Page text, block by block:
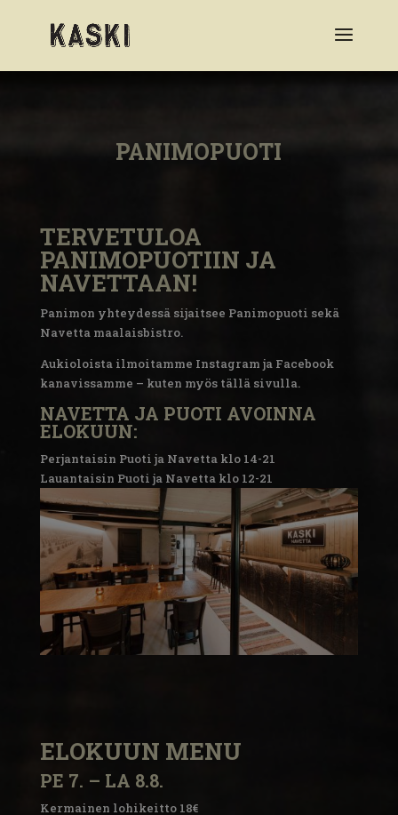
PANIMOPUOTI
TERVETULOA
PANIMOPUOTIIN JA
NAVETTAAN!
Panimon yhteydessä sijaitsee Panimopuoti sekä
Navetta maalaisbistro.
Aukioloista ilmoitamme Instagram ja Facebook
kanavissamme – kuten myös tällä sivulla.
NAVETTA JA PUOTI AVOINNA
ELOKUUN:
Perjantaisin Puoti ja Navetta klo 14-21
Lauantaisin Puoti ja Navetta klo 12-21
ELOKUUN MENU
PE 7. – LA 8.8.
Kermainen lohikeitto 18€